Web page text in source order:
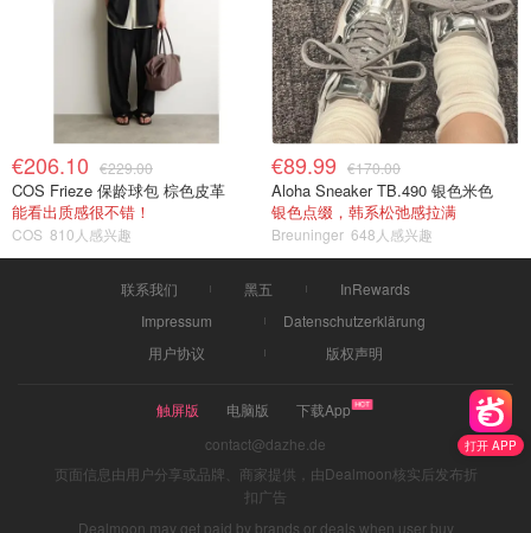
打开 APP
€206.10 €229.00
COS Frieze 保龄球包 棕色皮革
能看出质感很不错！
COS 810人感兴趣
€89.99 €170.00
Aloha Sneaker TB.490 银色米色
银色点缀，韩系松弛感拉满
Breuninger 648人感兴趣
联系我们 黑五
InRewards
Impressum
Datenschutzerklärung
用户协议
版权声明
触屏版 电脑版
下载App
contact@dazhe.de
页面信息由用户分享或品牌、商家提供，由Dealmoon核实后发布折
扣广告
Dealmoon may get paid by brands or deals when user buy